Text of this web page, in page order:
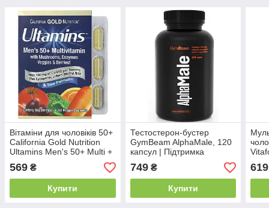
Вітаміни для чоловіків 50+
California Gold Nutrition
Ultamins Men's 50+ Multi +
Mushrooms, Enzymes,
Veggies & Berries 60 капс.
569 ₴
Купити
Тестостерон-бустер
GymBeam AlphaMale, 120
капсул | Підтримка
гормонального балансу,
енергії та фізичної
продуктивності
749₴
Купити
619